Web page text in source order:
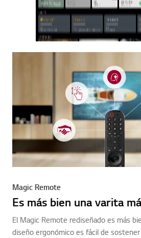
Magic Remote
Es más bien una varita
El Magic Remote rediseñado es más
diseño ergonómico es fácil de